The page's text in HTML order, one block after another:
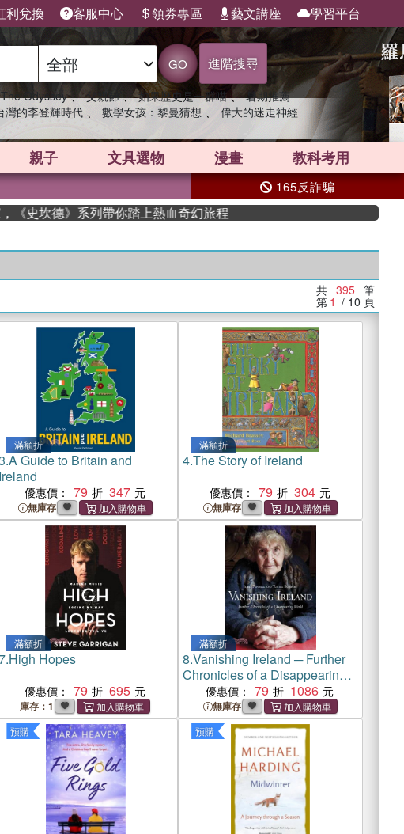
利兌換 客服中心 領券專區 藝文講座 學習平台
GO 進階搜尋
The Odyssey 、 父親節 、 如果歷史是一群喵 、 暑期推薦
灣的李登輝時代 、 數學女孩：黎曼猜想 、 偉大的迷走神經
親子 文具選物 漫畫 教科考用
165反詐騙
系列帶你踏上熱血奇幻旅程
共 395 筆
第 1 / 10 頁
滿額折
A Guide to Britain and
Ireland
優惠價： 79 347
無庫存
滿額折
4.The Story of Ireland
優惠價： 79 304
無庫存
滿額折
High Hopes
優惠價： 79 695
庫存：1
滿額折
8.Vanishing Ireland ─ Further
Chronicles of a Disappearing
World優惠價： 79 1086
無庫存
預購 預購